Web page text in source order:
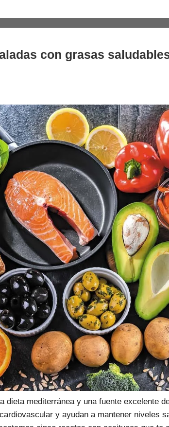
con grasas
dieta mediterránea y una fuente excelente
y ayudan a mantener niveles